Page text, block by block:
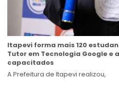
Itapevi forma mais 120
Tutor em Tecnologia Google e
capacitados
A Prefeitura de Itapevi realizou,